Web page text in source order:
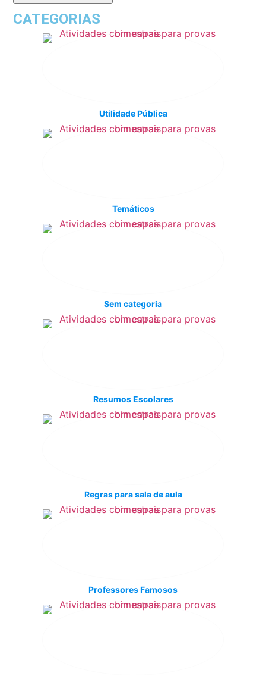
CATEGORIAS
Utilidade Pública
Temáticos
Sem categoria
Resumos Escolares
Regras para sala de aula
Professores Famosos